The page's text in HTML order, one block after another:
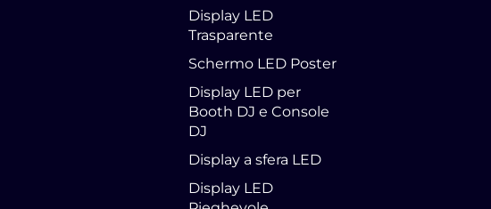
Display LED
Trasparente
Schermo LED Poster
Display LED per
Booth DJ e Console
DJ
Display a sfera LED
Display LED